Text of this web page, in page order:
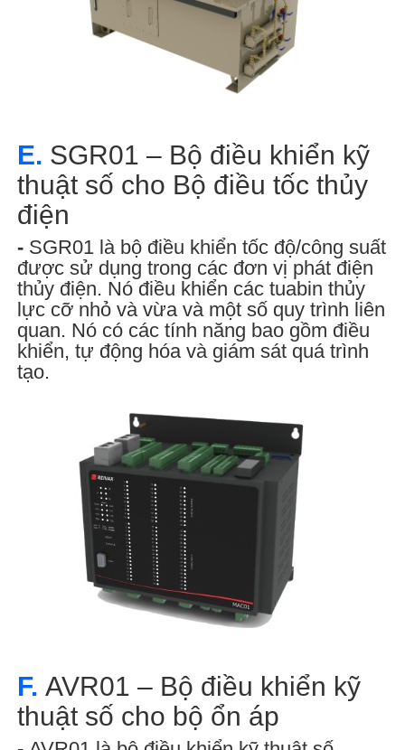
E. SGR01 – Bộ điều khiển kỹ
thuật số cho Bộ điều tốc thủy
điện
- SGR01 là bộ điều khiển tốc độ/công suất
được sử dụng trong các đơn vị phát điện
thủy điện. Nó điều khiển các tuabin thủy
lực cỡ nhỏ và vừa và một số quy trình liên
quan. Nó có các tính năng bao gồm điều
khiển, tự động hóa và giám sát quá trình
tạo.
F. AVR01 – Bộ điều khiển kỹ
thuật số cho bộ ổn áp